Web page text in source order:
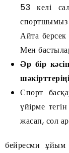
53 келі
Айта берсек
Мен
Әр бір
Спорт
үйірме
жасап, сол
бейресми ұйым